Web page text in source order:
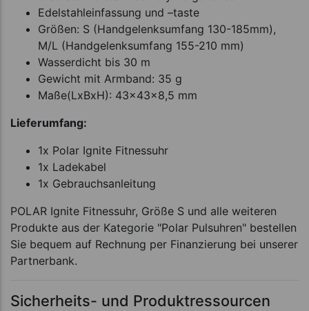
Edelstahleinfassung und –taste
Größen: S (Handgelenksumfang 130-185mm),
M/L (Handgelenksumfang 155-210 mm)
Wasserdicht bis 30 m
Gewicht mit Armband: 35 g
Maße(LxBxH): 43x43x8,5 mm
Lieferumfang:
1x Polar Ignite Fitnessuhr
1x Ladekabel
1x Gebrauchsanleitung
POLAR Ignite Fitnessuhr, Größe S und alle weiteren
Produkte aus der Kategorie "Polar Pulsuhren" bestellen
Sie bequem auf Rechnung per Finanzierung bei unserer
Partnerbank.
Sicherheits- und Produktressourcen